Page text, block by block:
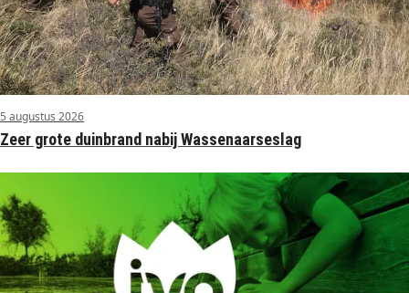
5 augustus 2026
Zeer grote duinbrand nabij Wassenaarseslag